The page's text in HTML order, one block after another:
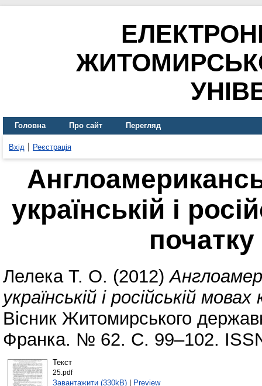
Головна Про сайт Перегляд
Вхід Реєстрація
українській і
початку
Лелека Т. О. (2012)
українській і російській
Вісник Житомирського
Франка. № 62. С. 99–102.
Текст
25.pdf
Завантажити (330kB)| Preview